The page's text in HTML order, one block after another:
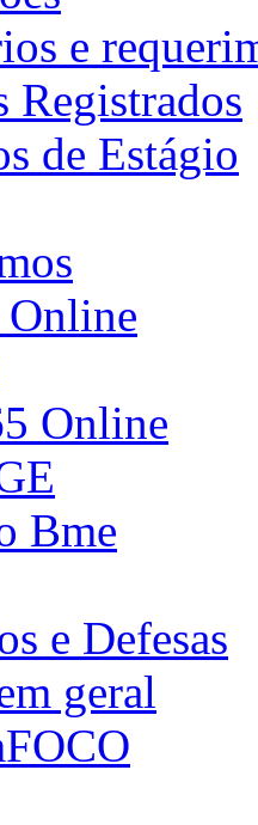
e
Registrados
de Estágio
Online
Online
Bme
e Defesas
geral